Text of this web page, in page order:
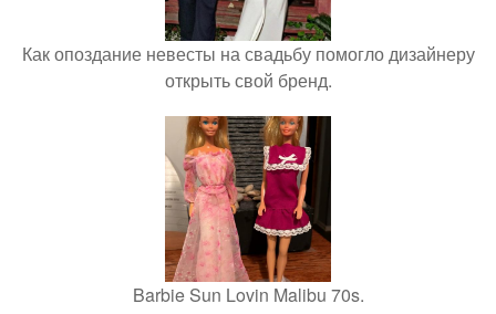
Как опоздание невесты на свадьбу помогло дизайнеру
открыть свой бренд.
Barbie Sun Lovin Malibu 70s.